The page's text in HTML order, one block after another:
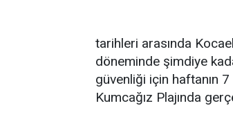
tarihleri arasında
döneminde şimdiye
güvenliği için haftanın
Kumcağız Plajında